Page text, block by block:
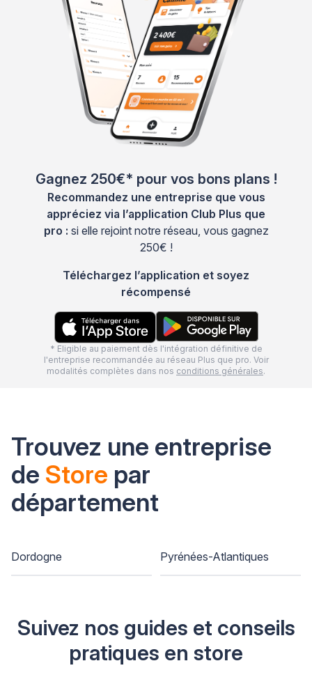
Gagnez 250€* pour vos bons plans !
Recommandez une entreprise que vous
appréciez via l’application Club Plus que
pro : si elle rejoint notre réseau, vous gagnez
250€ !
Téléchargez l’application et soyez
récompensé
* Eligible au paiement dès l'intégration définitive de
l'entreprise recommandée au réseau Plus que pro. Voir
modalités complètes dans nos conditions générales.
Trouvez une entreprise
de Store par
département
Dordogne Pyrénées-Atlantiques
Suivez nos guides et conseils
pratiques en store